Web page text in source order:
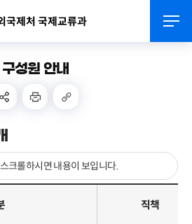
국제처 국제교류과
구성원 안내
크롤하시면 내용이 보입니다.
직책